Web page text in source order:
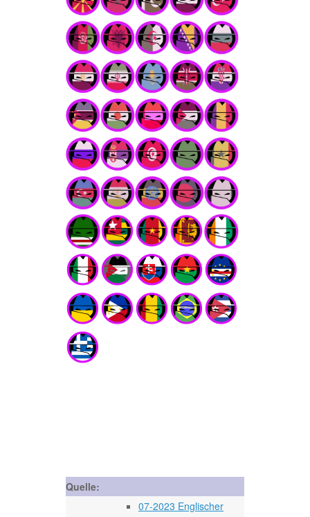
Quelle:
07-2023 Englischer